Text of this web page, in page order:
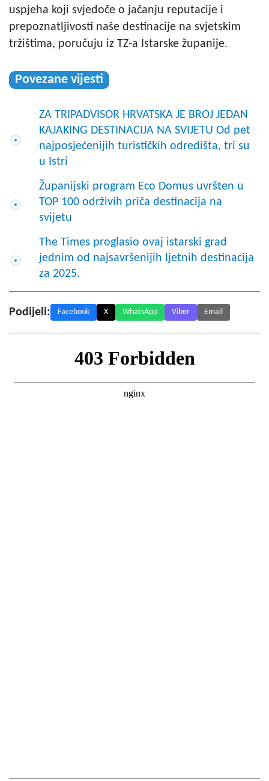
uspjeha koji svjedoče o jačanju reputacije i
prepoznatljivosti naše destinacije na svjetskim
tržištima, poručuju iz TZ-a Istarske županije.
Povezane vijesti
ZA TRIPADVISOR HRVATSKA JE BROJ JEDAN
KAJAKING DESTINACIJA NA SVIJETU Od pet
najposjećenijih turističkih odredišta, tri su
u Istri
Županijski program Eco Domus uvršten u
TOP 100 održivih priča destinacija na
svijetu
The Times proglasio ovaj istarski grad
jednim od najsavršenijih ljetnih destinacija
za 2025.
Podijeli: Facebook X WhatsApp Viber Email